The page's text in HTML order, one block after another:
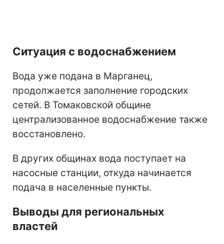
Ситуация с водоснабжением
Вода уже подана в Марганец,
продолжается заполнение городских
сетей. В Томаковской общине
централизованное водоснабжение также
восстановлено.
В других общинах вода поступает на
насосные станции, откуда начинается
подача в населенные пункты.
Выводы для региональных
властей